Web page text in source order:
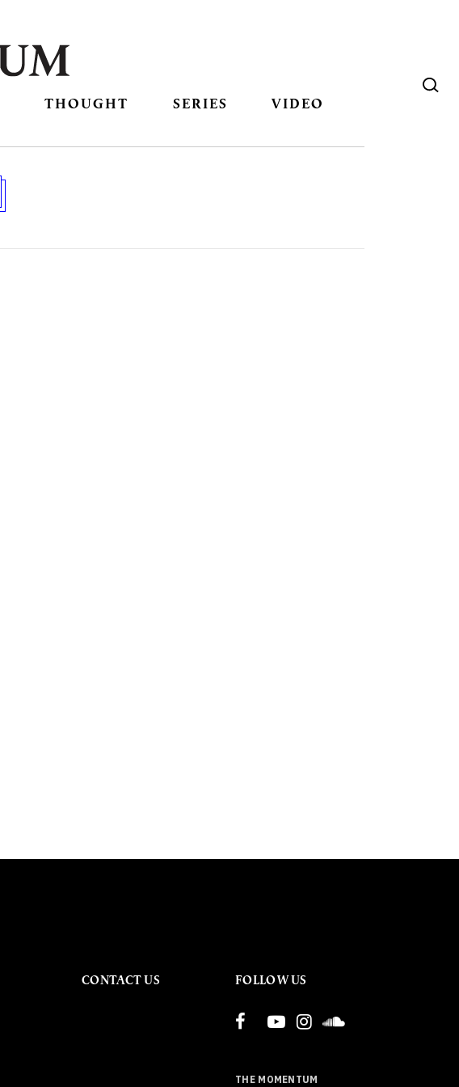
THOUGHT SERIES VIDEO
CONTACT US FOLLOW US
THE MOMENTUM